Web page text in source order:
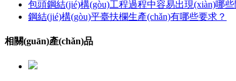
包頭鋼結(jié)構(gòu)工程過程中容易出現(xiàn)哪些
鋼結(jié)構(gòu)平臺扶欄生產(chǎn)有哪些要求？
相關(guān)產(chǎn)品